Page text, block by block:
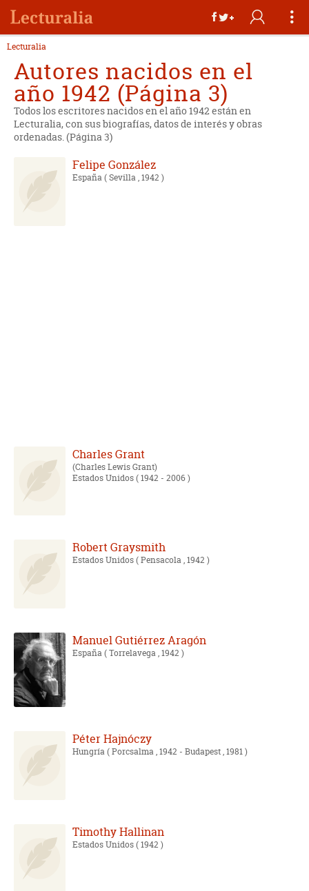
Lecturalia
Autores nacidos en el
año 1942 (Página 3)
Todos los escritores nacidos en el año 1942 están en
Lecturalia, con sus biografías, datos de interés y obras
ordenadas. (Página 3)
Felipe González
España( Sevilla , 1942 )
Charles Grant
Charles Lewis Grant
Estados Unidos( 1942 - 2006 )
Robert Graysmith
Estados Unidos( Pensacola , 1942 )
Manuel Gutiérrez Aragón
España( Torrelavega , 1942 )
Péter Hajnóczy
Hungría( Porcsalma , 1942 - Budapest , 1981 )
Timothy Hallinan
Estados Unidos( 1942 )